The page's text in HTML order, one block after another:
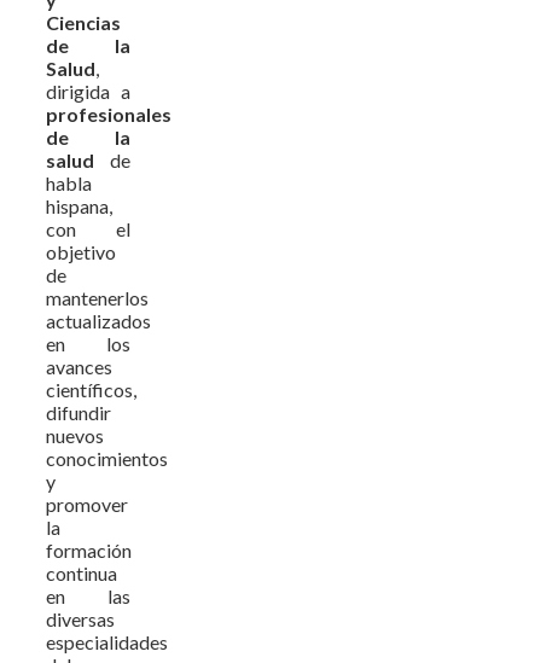
Ciencias
de la
Salud,
dirigida a
profesionales
de la
salud de
habla
hispana,
con el
objetivo
de
mantenerlos
actualizados
en los
avances
científicos,
difundir
nuevos
conocimientos
y
promover
la
formación
continua
en las
diversas
especialidades